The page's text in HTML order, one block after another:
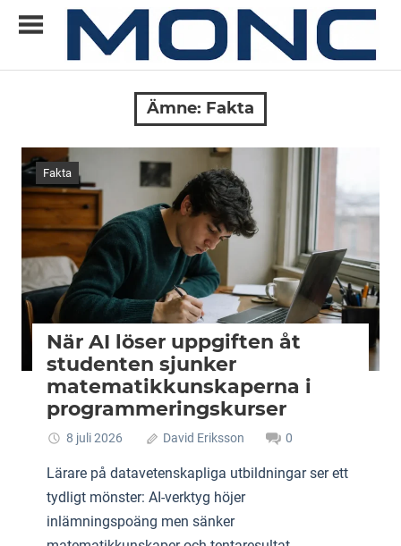
Allt
om
ny
teknik
Ämne: Fakta
Fakta
När AI löser uppgiften åt
studenten sjunker
matematikkunskaperna i
programmeringskurser
8 juli 2026 David Eriksson 0
Lärare på datavetenskapliga utbildningar ser ett
tydligt mönster: AI-verktyg höjer
inlämningspoäng men sänker